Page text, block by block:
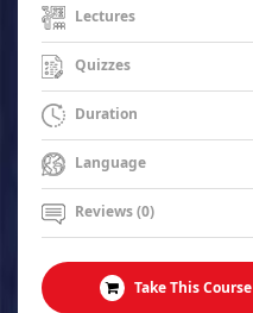
Lectures
Quizzes
Duration
Language
Reviews (0)
Take This Course